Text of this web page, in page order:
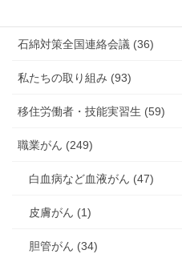
石綿対策全国連絡会議 (36)
私たちの取り組み (93)
移住労働者・技能実習生 (59)
職業がん (249)
白血病など血液がん (47)
皮膚がん (1)
胆管がん (34)